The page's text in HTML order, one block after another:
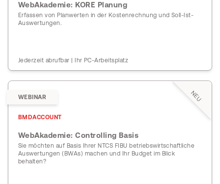
WebAkademie: KORE Planung
Erfassen von Planwerten in der Kostenrechnung und Soll-Ist-
Auswertungen.
Jederzeit abrufbar | Ihr PC-Arbeitsplatz
NEU
WEBINAR
BMDACCOUNT
WebAkademie: Controlling Basis
Sie möchten auf Basis Ihrer NTCS FIBU betriebswirtschaftliche
Auswertungen (BWAs) machen und Ihr Budget im Blick
behalten?